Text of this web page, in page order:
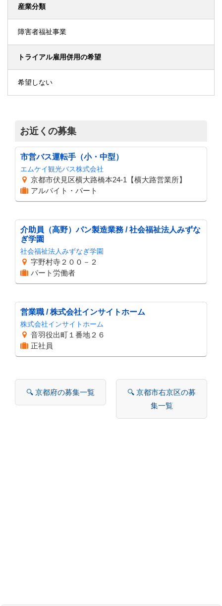
産業分類
障害者福祉事業
トライアル雇用併用の希望
希望しない
お近くの募集
市営バス運転手（小・中型）
エムケイ観光バス株式会社
京都市伏見区横大路橋本24-1【横大路営業所】
アルバイト・パート
介助員（高野）パン製造業務 / 社会福祉法人みずな
ぎ学園
社会福祉法人みずなぎ学園
字野村寺２００－２
パート労働者
営業職 / 株式会社インサイトホーム
株式会社インサイトホーム
音羽役出町１番地２６
正社員
🔍 京都府の募集一覧
🔍 京都市右京区の募
集一覧